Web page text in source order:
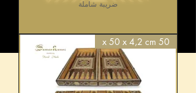
ضريبة شاملة
50 x 50 x 4,2 cm